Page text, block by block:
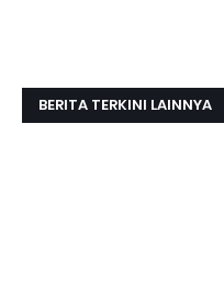
BERITA TERKINI LAINNYA